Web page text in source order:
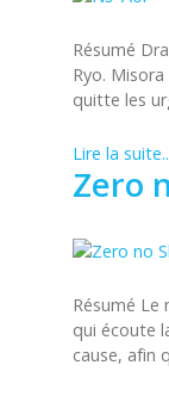
Résumé
Ryo.
quitte les
Lire la
Zero
Résumé Le
qui écoute
cause, afin